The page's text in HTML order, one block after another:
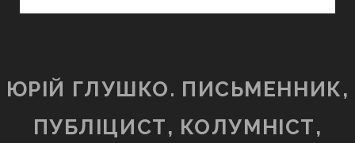
ЮРІЙ ГЛУШКО. ПИСЬМЕННИК,
ПУБЛІЦИСТ, КОЛУМНІСТ,